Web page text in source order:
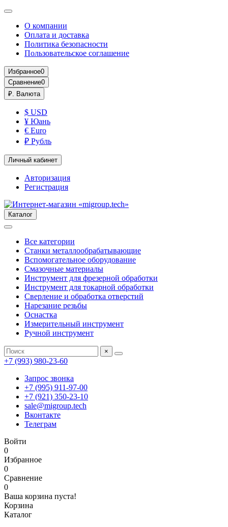
О компании
Оплата и доставка
Политика безопасности
Пользовательское соглашение
Избранное0
Сравнение0
₽. Валюта
$ USD
¥ Юань
€ Euro
₽ Рубль
Личный кабинет
Авторизация
Регистрация
Каталог
Все категории
Станки металлообрабатывающие
Вспомогательное оборудование
Смазочные материалы
Инструмент для фрезерной обработки
Инструмент для токарной обработки
Сверление и обработка отверстий
Нарезание резьбы
Оснастка
Измерительный инструмент
Ручной инструмент
×
+7 (993) 980-23-60
Запрос звонка
+7 (995) 911-97-00
+7 (921) 350-23-10
sale@migroup.tech
Вконтакте
Телеграм
Войти
0
Избранное
0
Сравнение
0
Ваша корзина пуста!
Корзина
Каталог